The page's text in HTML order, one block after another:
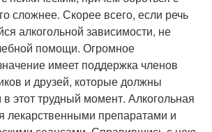
сложнее. Скорее всего, если речь
алкогольной зависимости, не
помощи. Огромное
имеет поддержка членов
и друзей, которые должны
этот трудный момент. Алкогольная
лекарственными препаратами и